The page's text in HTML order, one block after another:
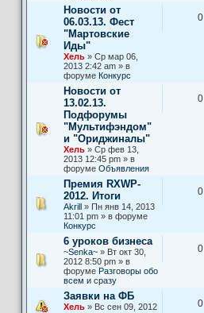
Новости от
06.03.13. Фест
"Мартовские
Иды"
Хель » Ср мар 06,
2013 2:42 am » в
форуме Конкурс
0
Новости от
13.02.13.
Подфорумы
"Мультифэндом"
и "Ориджиналы"
Хель » Ср фев 13,
2013 12:45 pm » в
форуме Объявления
0
Премия RXWP-
2012. Итоги
Akrill » Пн янв 14, 2013
11:01 pm » в форуме
Конкурс
0
6 уроков бизнеса
~Senka~ » Вт окт 30,
2012 8:50 pm » в
форуме Разговоры обо
всем и сразу
0
Заявки на ФБ
Хель » Вс сен 09, 2012
0